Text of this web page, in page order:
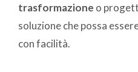
trasformazione o
soluzione che possa
con facilità.